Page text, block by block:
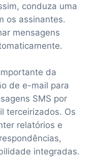
conduza uma
os assinantes.
mensagens
da
de e-mail para
SMS por
terceirizados. Os
relatórios e
integradas.